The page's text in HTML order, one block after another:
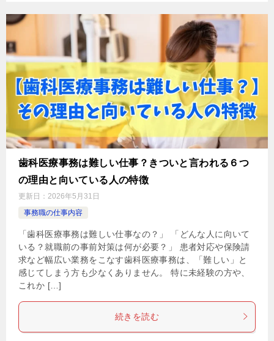
歯科医療事務は難しい仕事？きついと言われる６つ
の理由と向いている人の特徴
更新日： 2026年5月31日
事務職の仕事内容
「歯科医療事務は難しい仕事なの？」 「どんな人に向いて
いる？就職前の事前対策は何が必要？」 患者対応や保険請
求など幅広い業務をこなす歯科医療事務は、「難しい」と
感じてしまう方も少なくありません。 特に未経験の方や、
これか […]
続きを読む